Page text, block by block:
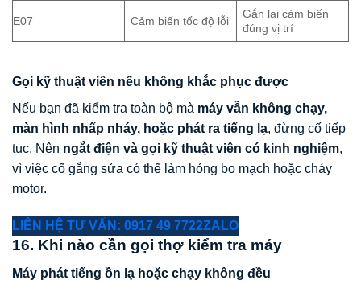
E07 Cảm biến tốc độ lỗi
Gắn lại cảm biến
đúng vị trí
Gọi kỹ thuật viên nếu không khắc phục được
Nếu bạn đã kiểm tra toàn bộ mà máy vẫn không chạy,
màn hình nhấp nháy, hoặc phát ra tiếng lạ, đừng cố tiếp
tục. Nên ngắt điện và gọi kỹ thuật viên có kinh nghiệm,
vì việc cố gắng sửa có thể làm hỏng bo mạch hoặc cháy
motor.
LIÊN HỆ TƯ VẤN: 0917 49 7722ZALO
16. Khi nào cần gọi thợ kiểm tra máy
Máy phát tiếng ồn lạ hoặc chạy không đều